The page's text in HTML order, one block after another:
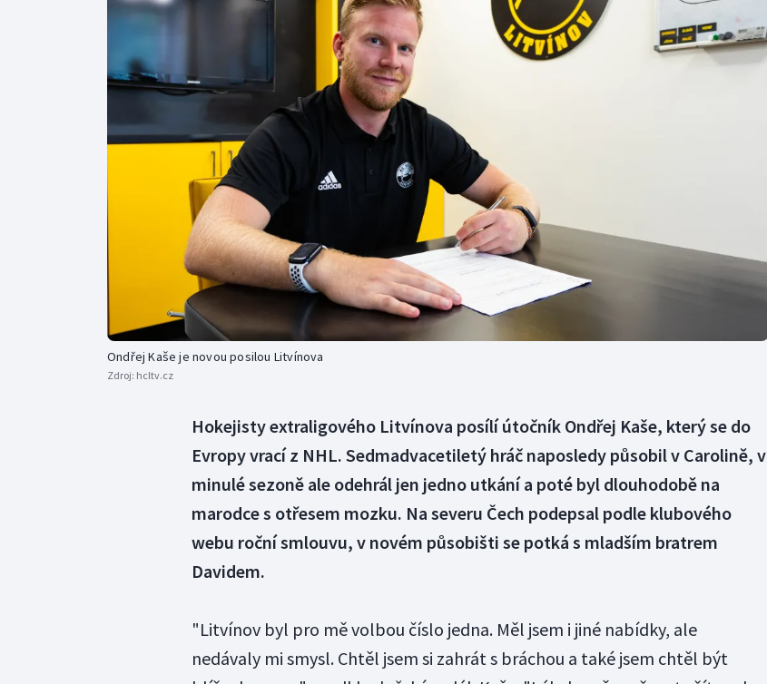
Curling
Dostihy
Florbal
Futsal
Moderní pětiboj
Motorsport
Plavání
Plážový volejbal
Triatlon
Veslování
Ondřej Kaše je novou posilou Litvínova
Zdroj: hcltv.cz
Hokejisty extraligového Litvínova posílí útočník Ondřej Kaše, který se do
Evropy vrací z NHL. Sedmadvacetiletý hráč naposledy působil v Carolině, v
minulé sezoně ale odehrál jen jedno utkání a poté byl dlouhodobě na
marodce s otřesem mozku. Na severu Čech podepsal podle klubového
webu roční smlouvu, v novém působišti se potká s mladším bratrem
Davidem.
"Litvínov byl pro mě volbou číslo jedna. Měl jsem i jiné nabídky, ale
nedávaly mi smysl. Chtěl jsem si zahrát s bráchou a také jsem chtěl být